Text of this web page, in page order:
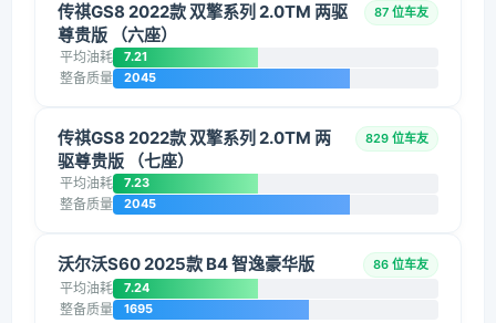
传祺GS8 2022款 双擎系列 2.0TM 两驱
尊贵版 （六座）
87 位车友
平均油耗 7.21
整备质量 2045
传祺GS8 2022款 双擎系列 2.0TM 两
驱尊贵版 （七座）
829 位车友
平均油耗 7.23
整备质量 2045
沃尔沃S60 2025款 B4 智逸豪华版 86 位车友
平均油耗 7.24
整备质量 1695